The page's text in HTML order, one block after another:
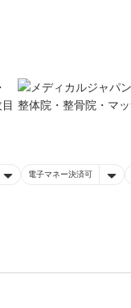
電子マネー決済可